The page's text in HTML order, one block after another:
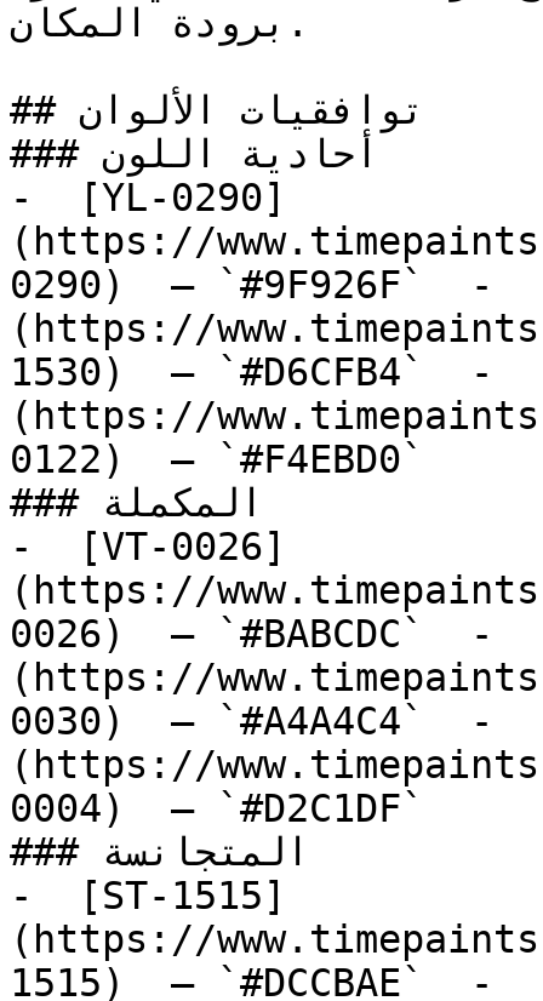
برودة المكان.
## توافقيات الألوان
### أحادية اللون
-  [YL-0290]
(https://
0290)  — `#9F926F`  -
(https://
1530)  — `#D6CFB4`  -
(https://
0122)  — `#F4EBD0`
### المكملة
-  [VT-0026]
(https://
0026)  — `#BABCDC`  -
(https://
0030)  — `#A4A4C4`  -
(https://
0004)  — `#D2C1DF`
### المتجانسة
-  [ST-1515]
(https://
1515)  — `#DCCBAE`  -